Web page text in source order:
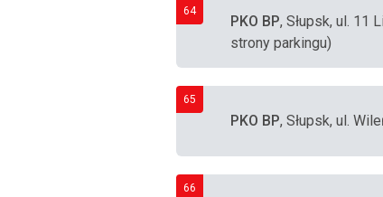
64
PKO BP, Słupsk, ul. 11
strony parkingu)
65
PKO BP, Słupsk, ul.
66